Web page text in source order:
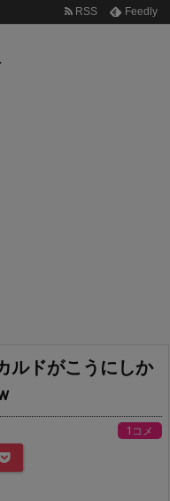
RSS Feedly
ルドがこうにしか
1コメ